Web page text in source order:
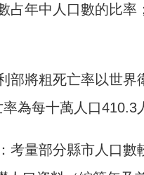
占年中人口數的比
部將粗死亡率以世
為每十萬人口410.3
考量部分縣市人口數